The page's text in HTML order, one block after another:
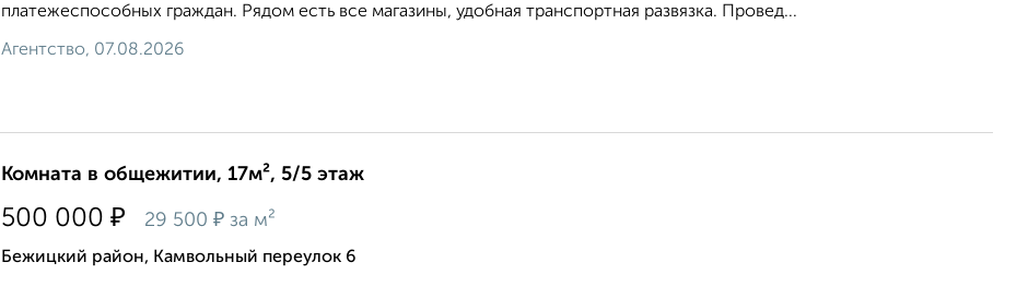
платежеспособных граждан. Рядом есть все магазины, удобная транспортная развязка. Провед...
Агентство, 07.08.2026
Комната в общежитии, 17м², 5/5 этаж
500 000 ₽ 29 500 ₽ за м²
Бежицкий район, Камвольный переулок 6